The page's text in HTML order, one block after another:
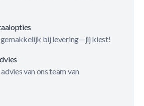
bij levering—jij kiest!
van ons team van